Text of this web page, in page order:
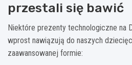
przestali się bawić
Niektóre prezenty technologiczne na
wprost nawiązują do naszych
zaawansowanej formie: